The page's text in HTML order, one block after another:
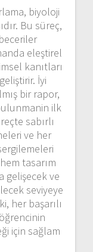
biyoloji
Bu süreç,
eleştirel
kanıtları
İyi
bir rapor,
ilk
sabırlı
ve her
tasarım
gelişecek ve
seviyeye
her başarılı
için sağlam